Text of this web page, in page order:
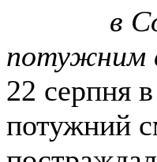
в
потужним
22 серпня
потужний